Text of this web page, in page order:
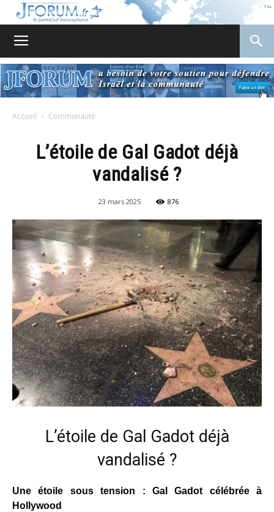
Accueil Communauté
L’étoile de Gal Gadot déjà
vandalisé ?
23 mars 2025 876
L’étoile de Gal Gadot déjà
vandalisé ?
Une étoile sous tension : Gal Gadot célébrée à
Hollywood